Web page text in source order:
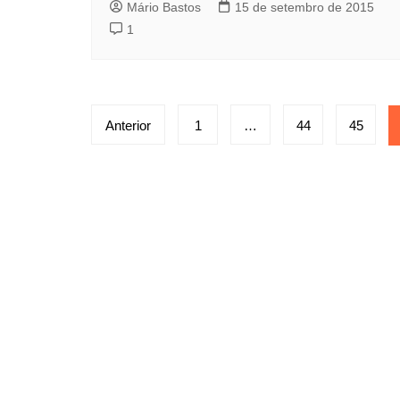
Mário Bastos
15 de setembro de 2015
1
Paginação
Anterior 1 … 44 45